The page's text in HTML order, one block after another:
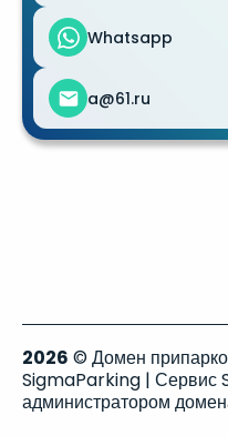
Whatsapp
a@61.ru
2026 © Домен
SigmaParking | Сервис
администратором